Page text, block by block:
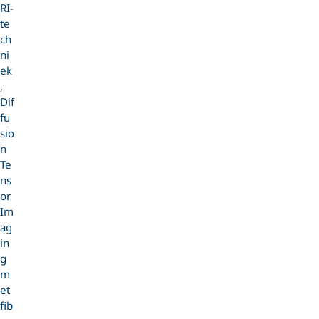
RI-
te
ch
ni
ek
,
Dif
fu
sio
n
Te
ns
or
Im
ag
in
g
m
et
fib